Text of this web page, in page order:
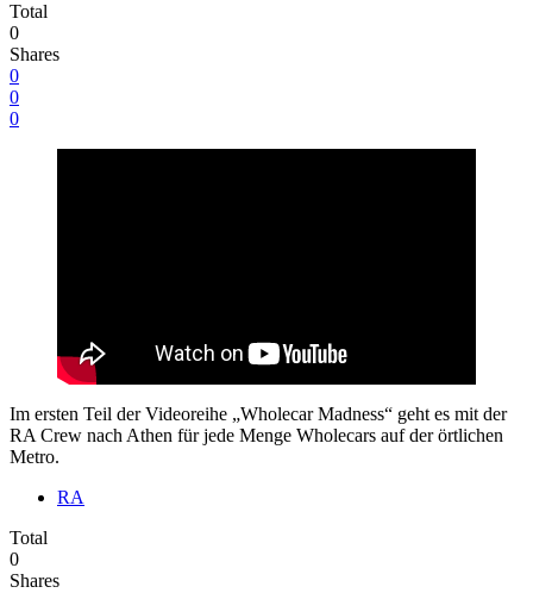
Total
0
Shares
0
0
0
Im ersten Teil der Videoreihe „Wholecar Madness“ geht es mit der
RA Crew nach Athen für jede Menge Wholecars auf der örtlichen
Metro.
RA
Total
0
Shares